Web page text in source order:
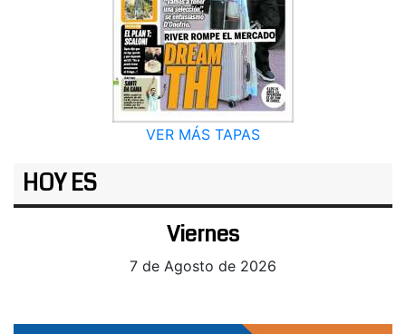
VER MÁS TAPAS
HOY ES
Viernes
7 de Agosto de 2026